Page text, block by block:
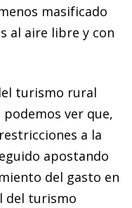
masificado
al aire libre y con
turismo rural
ver que,
a la
apostando
del gasto en
del turismo